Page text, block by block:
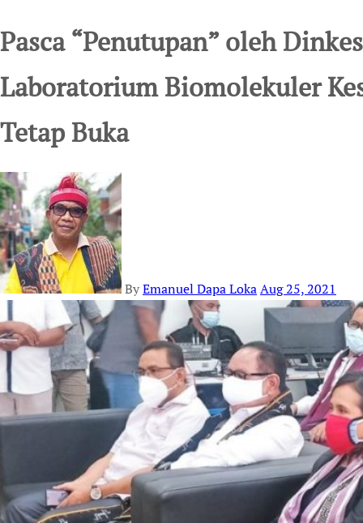
Pasca “Penutupan” oleh
Laboratorium Biomolekuler
Tetap Buka
ByEmanuel Dapa LokaAug 25, 2021